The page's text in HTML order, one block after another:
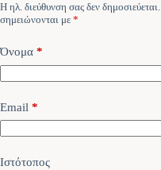
Η ηλ. διεύθυνση σας δεν δημοσιεύεται.
σημειώνονται με *
Όνομα *
Email *
Ιστότοπος